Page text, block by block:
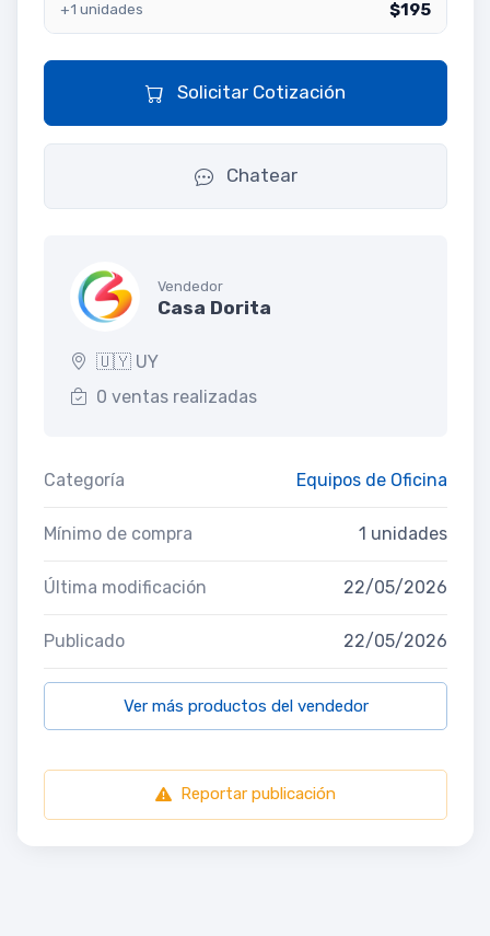
+1 unidades $195
Solicitar Cotización
Chatear
Vendedor
Casa Dorita
🇺🇾 UY
0 ventas realizadas
Categoría Equipos de Oficina
Mínimo de compra 1 unidades
Última modificación 22/05/2026
Publicado 22/05/2026
Ver más productos del vendedor
Reportar publicación